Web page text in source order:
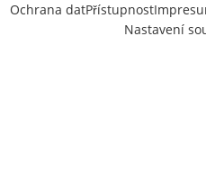
Ochrana datPřístupnost
Nastavení